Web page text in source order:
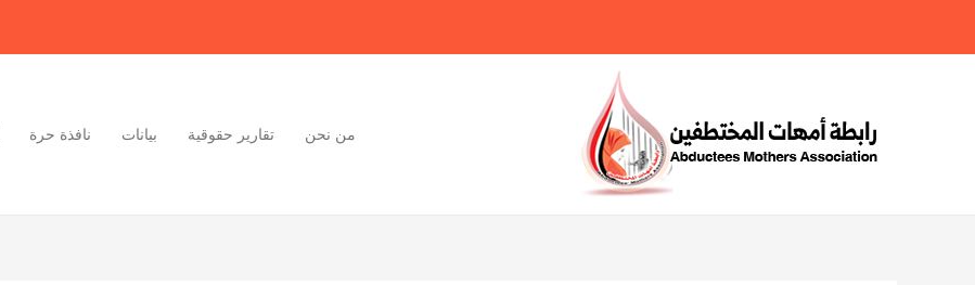
من نحن تقارير حقوقية بيانات نافذة حرة